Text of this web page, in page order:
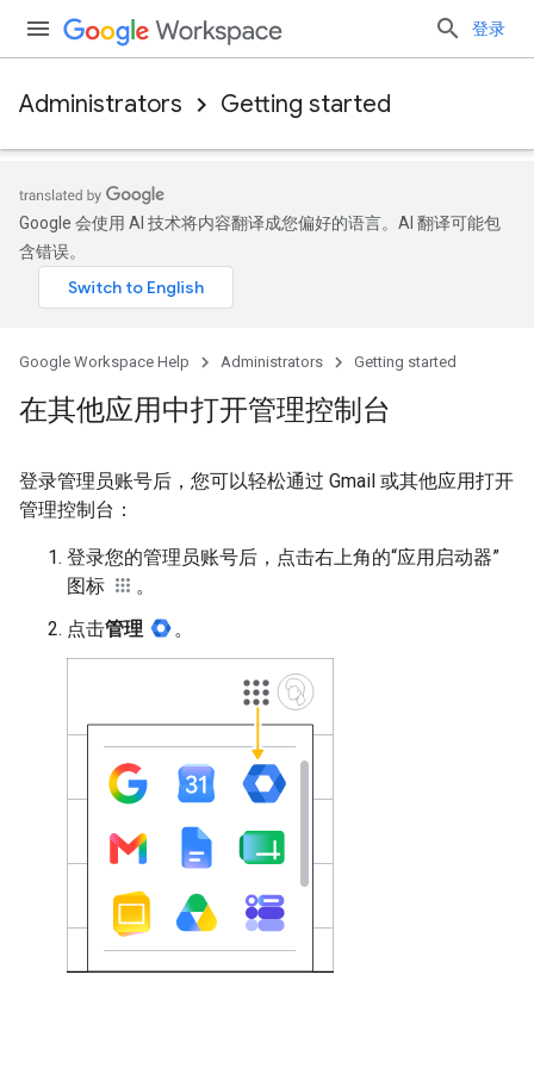
登录
Administrators Getting started
Google 会使用 AI 技术将内容翻译成您偏好的语言。AI 翻译可能包
含错误。
Google Workspace Help Administrators Getting started
在其他应用中打开管理控制台
登录管理员账号后，您可以轻松通过 Gmail 或其他应用打开
管理控制台：
登录您的管理员账号后，点击右上角的“应用启动器”
图标
。
点击管理 。